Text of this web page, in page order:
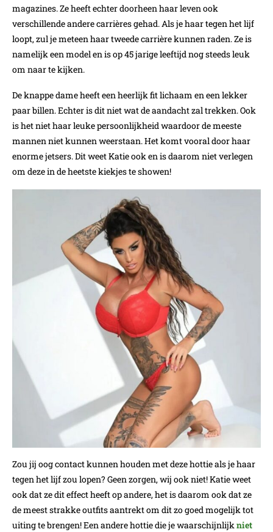
magazines. Ze heeft echter doorheen haar leven ook
verschillende andere carrières gehad. Als je haar tegen het lijf
loopt, zul je meteen haar tweede carrière kunnen raden. Ze is
namelijk een model en is op 45 jarige leeftijd nog steeds leuk
om naar te kijken.
De knappe dame heeft een heerlijk fit lichaam en een lekker
paar billen. Echter is dit niet wat de aandacht zal trekken. Ook
is het niet haar leuke persoonlijkheid waardoor de meeste
mannen niet kunnen weerstaan. Het komt vooral door haar
enorme jetsers. Dit weet Katie ook en is daarom niet verlegen
om deze in de heetste kiekjes te showen!
Zou jij oog contact kunnen houden met deze hottie als je haar
tegen het lijf zou lopen? Geen zorgen, wij ook niet! Katie weet
ook dat ze dit effect heeft op andere, het is daarom ook dat ze
de meest strakke outfits aantrekt om dit zo goed mogelijk tot
uiting te brengen! Een andere hottie die je waarschijnlijkniet